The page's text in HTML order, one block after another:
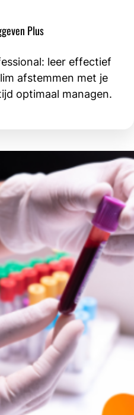
Plus
leer effectief
afstemmen met je
optimaal managen.